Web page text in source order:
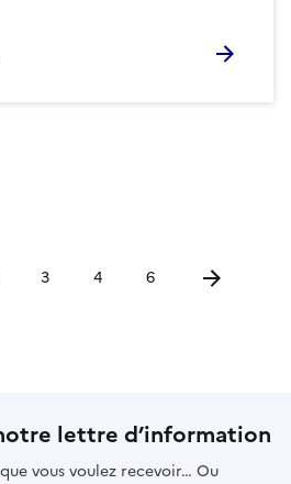
3 4 6 Aller à la
lettre d’information
vous voulez recevoir… Ou